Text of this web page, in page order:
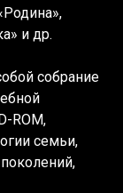
и др.
собрание
ROM,
семьи,